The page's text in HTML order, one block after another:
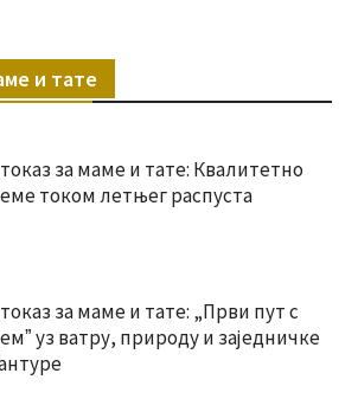
и тате
за маме и тате: Квалитетно
током летњег распуста
за маме и тате: „Први пут с
уз ватру, природу и заједничке